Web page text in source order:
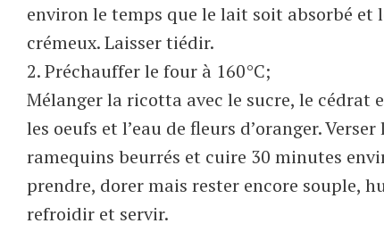
environ le temps que le lait soit absorbé et
crémeux. Laisser tiédir.
2. Préchauffer le four à 160°C;
Mélanger la ricotta avec le sucre, le cédrat
les oeufs et l’eau de fleurs d’oranger.
ramequins beurrés et cuire 30 minutes
prendre, dorer mais rester encore souple,
refroidir et servir.